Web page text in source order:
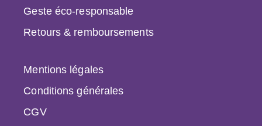
Geste éco-responsable
Retours & remboursements
Mentions légales
Conditions générales
CGV